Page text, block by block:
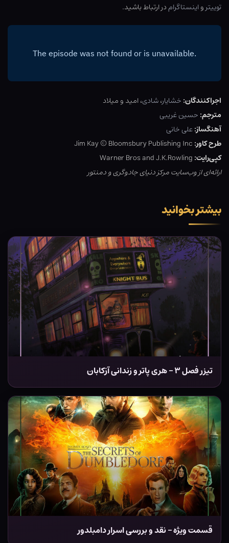
توییترواینستاگرامدر ارتباط باشید.
اجراکنندگان: خشایار،شادی، امید و میلاد
مترجم: حسین غریبی
آهنگساز:علی خانی
طرح کاور: Jim Kay © Bloomsbury Publishing Inc
کپی‌رایت: Warner Bros and J.K.Rowling
ارائه‌ای از وب‌سایت مرکز دنیای جادوگری و دمنتور
بیشتر بخوانید
تیزر فصل ۳ – هری پاتر و زندانی آزکابان
قسمت ویژه – نقد و بررسی اسرار دامبلدور